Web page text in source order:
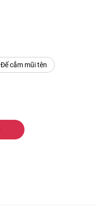
Đế cắm mũi tên